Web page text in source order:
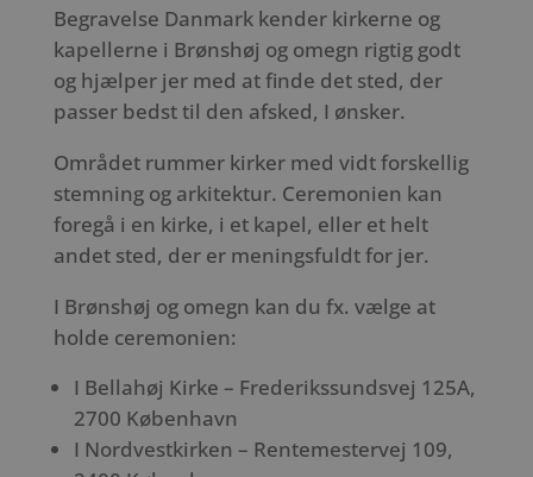
Begravelse Danmark kender kirkerne og
kapellerne i Brønshøj og omegn rigtig godt
og hjælper jer med at finde det sted, der
passer bedst til den afsked, I ønsker.
Området rummer kirker med vidt forskellig
stemning og arkitektur. Ceremonien kan
foregå i en kirke, i et kapel, eller et helt
andet sted, der er meningsfuldt for jer.
I Brønshøj og omegn kan du fx. vælge at
holde ceremonien:
I Bellahøj Kirke – Frederikssundsvej 125A,
2700 København
I Nordvestkirken – Rentemestervej 109,